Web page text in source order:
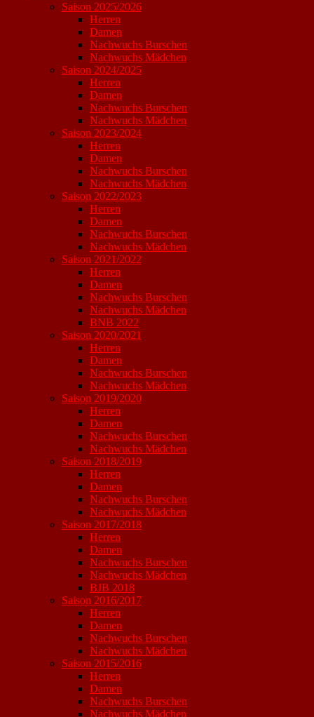
Saison 2025/2026
Herren
Damen
Nachwuchs Burschen
Nachwuchs Mädchen
Saison 2024/2025
Herren
Damen
Nachwuchs Burschen
Nachwuchs Mädchen
Saison 2023/2024
Herren
Damen
Nachwuchs Burschen
Nachwuchs Mädchen
Saison 2022/2023
Herren
Damen
Nachwuchs Burschen
Nachwuchs Mädchen
Saison 2021/2022
Herren
Damen
Nachwuchs Burschen
Nachwuchs Mädchen
BNB 2022
Saison 2020/2021
Herren
Damen
Nachwuchs Burschen
Nachwuchs Mädchen
Saison 2019/2020
Herren
Damen
Nachwuchs Burschen
Nachwuchs Mädchen
Saison 2018/2019
Herren
Damen
Nachwuchs Burschen
Nachwuchs Mädchen
Saison 2017/2018
Herren
Damen
Nachwuchs Burschen
Nachwuchs Mädchen
BJB 2018
Saison 2016/2017
Herren
Damen
Nachwuchs Burschen
Nachwuchs Mädchen
Saison 2015/2016
Herren
Damen
Nachwuchs Burschen
Nachwuchs Mädchen